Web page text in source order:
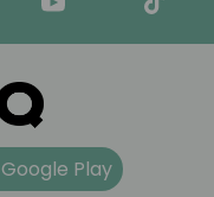
Google Play